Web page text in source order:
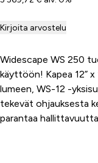
Kirjoita arvostelu
Widescape WS 250
käyttöön! Kapea 12” x
lumeen, WS-12 -
tekevät ohjauksesta
parantaa